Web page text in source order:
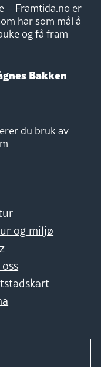
– Framtida.no er
har som mål å
og få fram
Bakken
du bruk av
og miljø